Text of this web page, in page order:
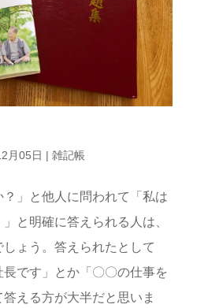
月05日 | 雑記帳
？」と他人に問われて「私は
と明確に答えられる人は、
ょう。答えられたとして
長です」とか「〇〇の仕事を
える方が大半だと思いま